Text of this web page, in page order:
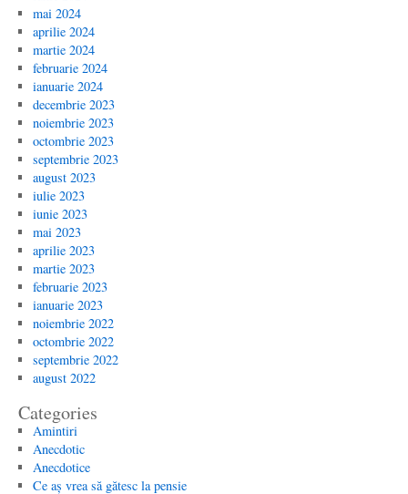
mai 2024
aprilie 2024
martie 2024
februarie 2024
ianuarie 2024
decembrie 2023
noiembrie 2023
octombrie 2023
septembrie 2023
august 2023
iulie 2023
iunie 2023
mai 2023
aprilie 2023
martie 2023
februarie 2023
ianuarie 2023
noiembrie 2022
octombrie 2022
septembrie 2022
august 2022
Categories
Amintiri
Anecdotic
Anecdotice
Ce aș vrea să gătesc la pensie